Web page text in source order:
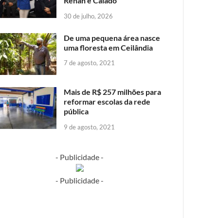
30 de julho, 2026
De uma pequena área nasce
uma floresta em Ceilândia
7 de agosto, 2021
Mais de R$ 257 milhões para
reformar escolas da rede
pública
9 de agosto, 2021
- Publicidade -
- Publicidade -